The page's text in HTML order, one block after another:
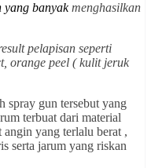
yang banyakmenghasilkan
pelapisan seperti
orange peel ( kulit jeruk
spray gun tersebut yang
terbuat dari material
yang terlalu berat ,
serta jarum yang riskan